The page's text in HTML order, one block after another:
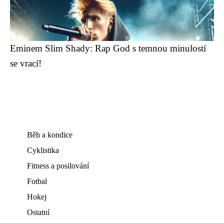
Eminem Slim Shady: Rap God s temnou minulostí
se vrací!
Běh a kondice
Cyklistika
Fitness a posilování
Fotbal
Hokej
Ostatní